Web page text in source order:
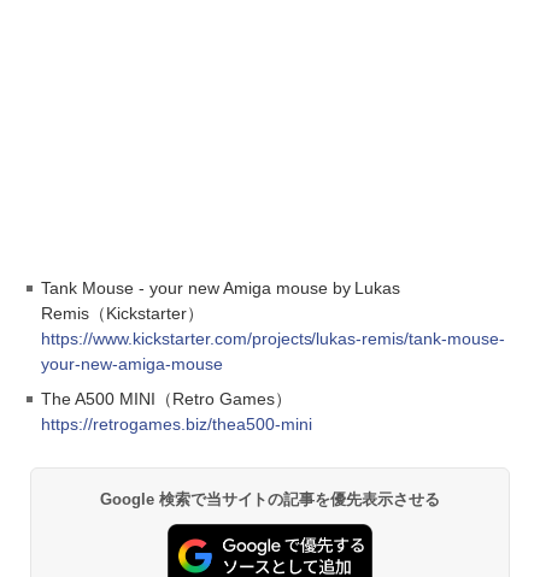
Tank Mouse - your new Amiga mouse by Lukas
Remis（Kickstarter）
https://www.kickstarter.com/projects/lukas-remis/tank-mouse-
your-new-amiga-mouse
The A500 MINI（Retro Games）
https://retrogames.biz/thea500-mini
Google 検索で当サイトの記事を優先表示させる